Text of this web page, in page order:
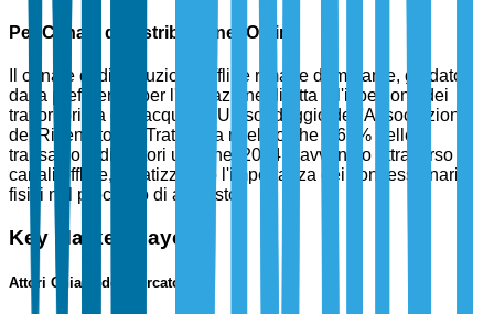
Per Canale di Distribuzione: Offline
Il canale di distribuzione offline rimane dominante, guidato
dalla preferenza per l'interazione diretta e l'ispezione dei
trattori prima dell'acquisto. Un sondaggio dell'Associazione
dei Rivenditori di Trattori ha rivelato che il 65% delle
transazioni di trattori usati nel 2024 è avvenuto attraverso
canali offline, enfatizzando l'importanza dei concessionari
fisici nel processo di acquisto.
Key Market Players
Attori Chiave del Mercato